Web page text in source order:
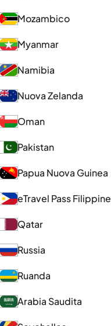
Mozambico
Myanmar
Namibia
Nuova Zelanda
Oman
Pakistan
Papua Nuova Guinea
eTravel Pass Filippine
Qatar
Russia
Ruanda
Arabia Saudita